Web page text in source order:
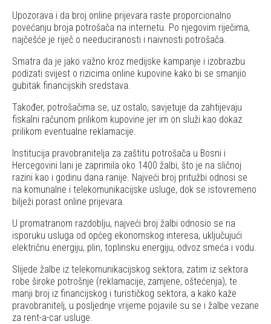
Upozorava i da broj online prijevara raste proporcionalno
povećanju broja potrošača na internetu. Po njegovim riječima,
najčešće je riječ o needuciranosti i naivnosti potrošača.
Smatra da je jako važno kroz medijske kampanje i izobrazbu
podizati svijest o rizicima online kupovine kako bi se smanjio
gubitak financijskih sredstava.
Također, potrošačima se, uz ostalo, savjetuje da zahtijevaju
fiskalni računom prilikom kupovine jer im on služi kao dokaz
prilikom eventualne reklamacije.
Institucija pravobranitelja za zaštitu potrošača u Bosni i
Hercegovini lani je zaprimila oko 1400 žalbi, što je na sličnoj
razini kao i godinu dana ranije. Najveći broj pritužbi odnosi se
na komunalne i telekomunikacijske usluge, dok se istovremeno
bilježi porast online prijevara.
U promatranom razdoblju, najveći broj žalbi odnosio se na
isporuku usluga od općeg ekonomskog interesa, uključujući
električnu energiju, plin, toplinsku energiju, odvoz smeća i vodu.
Slijede žalbe iz telekomunikacijskog sektora, zatim iz sektora
robe široke potrošnje (reklamacije, zamjene, oštećenja), te
manji broj iz financijskog i turističkog sektora, a kako kaže
pravobranitelj, u posljednje vrijeme pojavile su se i žalbe vezane
za rent-a-car usluge.